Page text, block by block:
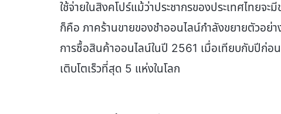
ใช้จ่ายในสิงคโปร์แม้ว่าประชากรของประเทศไทยจ
ก็คือ ภาคร้านขายของชำออนไลน์กำลังขยายตัวอย่า
การซื้อสินค้าออนไลน์ในปี 2561 เมื่อเทียบกับปีก่อ
เติบโตเร็วที่สุด 5 แห่งในโลก